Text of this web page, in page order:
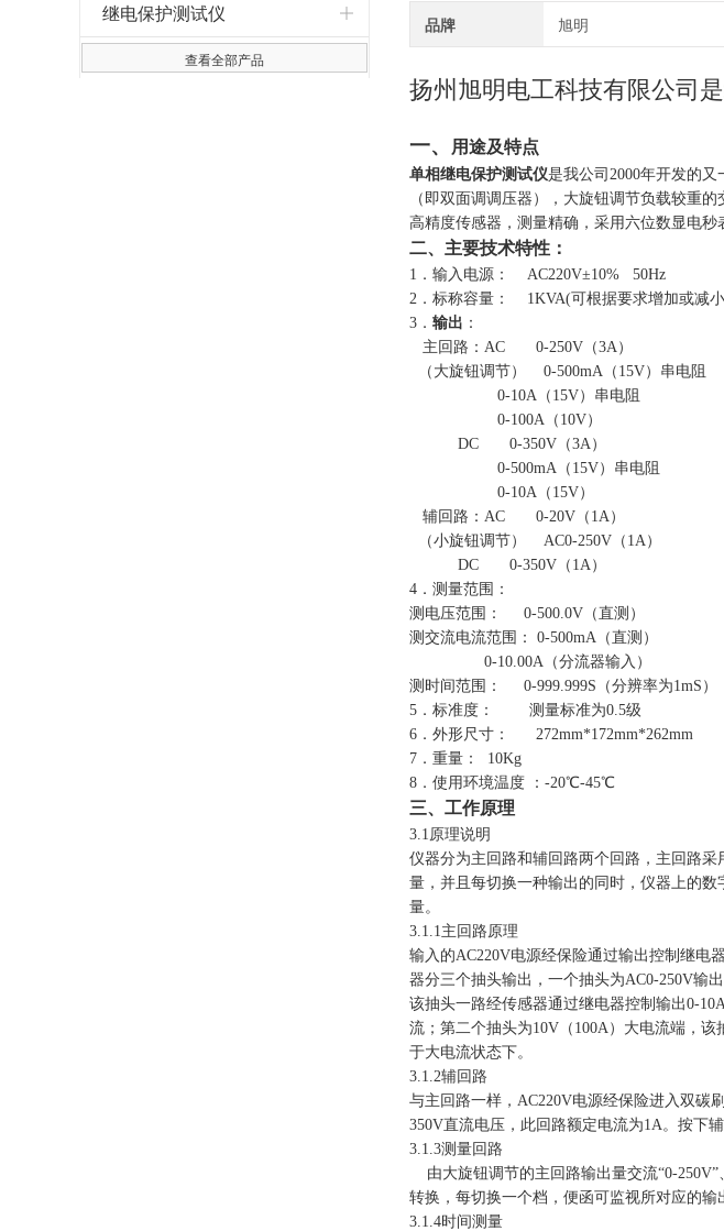
继电保护测试仪
查看全部产品
品牌 旭明
扬州旭明电工科技有限公司是
一、 用途及特点
单相继电保护测试仪是我公司2000年开发的
（即双面调调压器），大旋钮调节负载较重
高精度传感器，测量精确，采用六位数显电秒
二、主要技术特性：
1．输入电源： AC220V±10% 50Hz
2．标称容量： 1KVA(可根据要求增加或减
3． 输出 ：
主回路 ：AC 0-250V（3A）
（大旋钮调节） 0-500mA（15V）串电阻
0-10A（15V）串电阻
0-100A（10V）
DC 0-350V（3A）
0-500mA（15V）串电阻
0-10A（15V）
辅回路 ：AC 0-20V（1A）
（小旋钮调节） AC0-250V（1A）
DC 0-350V（1A）
4．测量范围：
测电压范围： 0-500.0V（直测）
测交流电流范围： 0-500mA（直测）
0-10.00A（分流器输入）
测时间范围： 0-999.999S（分辨率为1mS）
5．标准度： 测量标准为0.5级
6．外形尺寸： 272mm*172mm*262mm
7．重量： 10Kg
8．使用环境温度 ：-20℃-45℃
三、工作原理
3.1原理说明
仪器分为主回路和辅回路两个回路，主回路
量，并且每切换一种输出的同时，仪器上的
量。
3.1.1主回路原理
输入的AC220V电源经保险通过输出控制继电
器分三个抽头输出，一个抽头为AC0-250V输
该抽头一路经传感器通过继电器控制输出0-
流；第二个抽头为10V（100A）大电流端，
于大电流状态下。
3.1.2辅回路
与主回路一样，AC220V电源经保险进入双碳
350V直流电压，此回路额定电流为1A。按下
3.1.3测量回路
由大旋钮调节的主回路输出量交流“0-250V”
转换，每切换一个档，便函可监视所对应的输
3.1.4时间测量